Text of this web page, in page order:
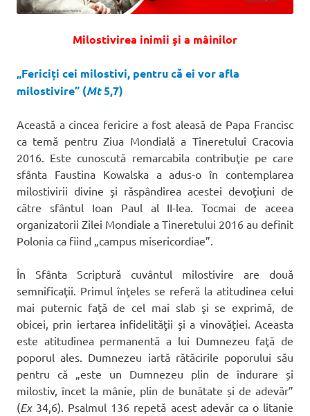
Milostivirea inimii şi a mâinilor
„Fericiți cei milostivi, pentru că ei vor afla
milostivire” (Mt5,7)
Această a cincea fericire a fost aleasă de Papa Francisc
ca temă pentru Ziua Mondială a Tineretului Cracovia
2016. Este cunoscută remarcabila contribuţie pe care
sfânta Faustina Kowalska a adus-o în contemplarea
milostivirii divine şi răspândirea acestei devoţiuni de
către sfântul Ioan Paul al II-lea. Tocmai de aceea
organizatorii Zilei Mondiale a Tineretului 2016 au definit
Polonia ca fiind „campus misericordiae”.
În Sfânta Scriptură cuvântul milostivire are două
semnificaţii. Primul înţeles se referă la atitudinea celui
mai puternic faţă de cel mai slab şi se exprimă, de
obicei, prin iertarea infidelităţii şi a vinovăţiei. Aceasta
este atitudinea permanentă a lui Dumnezeu faţă de
poporul ales. Dumnezeu iartă rătăcirile poporului său
pentru că „este un Dumnezeu plin de îndurare și
milostiv, încet la mânie, plin de bunătate și de adevăr”
(Ex34,6). Psalmul 136 repetă acest adevăr ca o litanie